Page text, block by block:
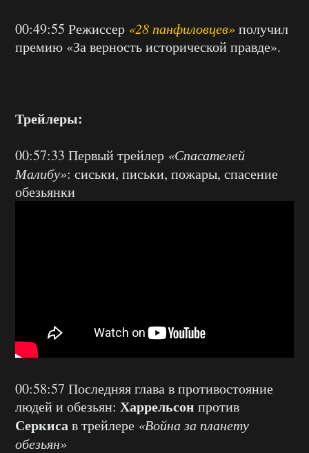
00:49:55 Режиссер «28 панфиловцев»получил
премию «За верность исторической правде».
Трейлеры:
00:57:33 Первый трейлер «Спасателей
Малибу»: сиськи, письки, пожары, спасение
обезьянки
00:58:57 Последняя глава в противостояние
людей и обезьян: Харрельсон против
Серкисав трейлере «Война за планету
обезьян»